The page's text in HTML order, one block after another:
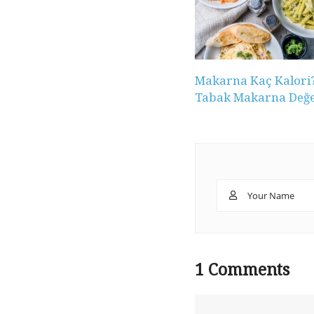
Makarna Kaç
Tabak Makarna
1 Comments